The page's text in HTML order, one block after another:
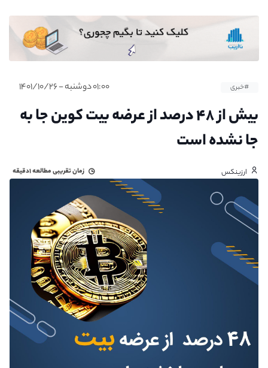
#خبری ۰۱:۰۰ دوشنبه - ۱۴۰۱/۱۰/۲۶
بیش از ۴۸ درصد از عرضه بیت کوین جا به
جا نشده است
ارزینکس زمان تقریبی مطالعه۱دقیقه